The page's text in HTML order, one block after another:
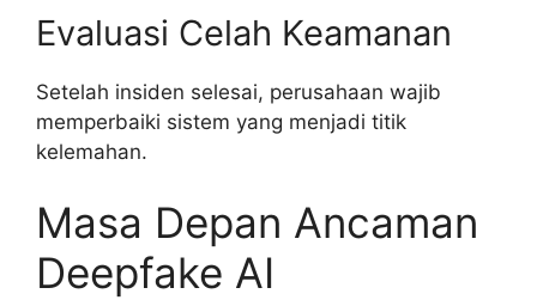
Evaluasi Celah Keamanan
Setelah insiden selesai, perusahaan wajib
memperbaiki sistem yang menjadi titik
kelemahan.
Masa Depan Ancaman
Deepfake AI